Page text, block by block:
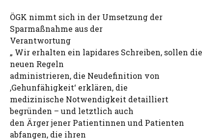
ÖGK nimmt sich in der Umsetzung der
Sparmaßnahme aus der
Verantwortung
„ Wir erhalten ein lapidares Schreiben, sollen die
neuen Regeln
administrieren, die Neudefinition von
‚Gehunfähigkeit‘ erklären, die
medizinische Notwendigkeit detailliert
begründen – und letztlich auch
den Ärger jener Patientinnen und Patienten
abfangen, die ihren